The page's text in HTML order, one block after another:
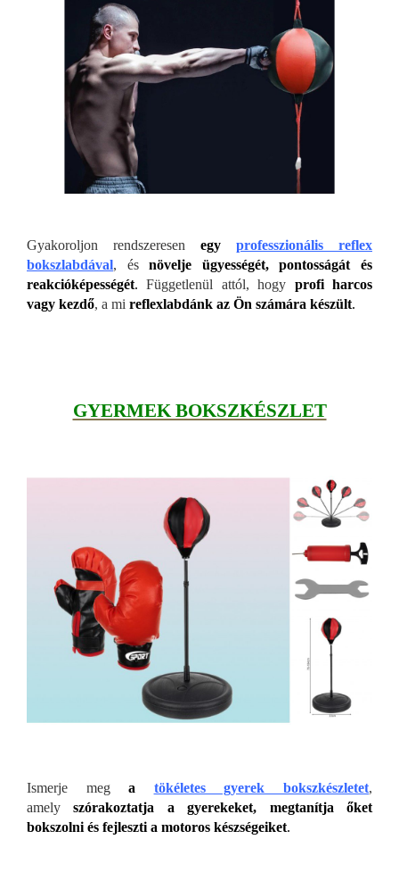
Gyakoroljon rendszeresen egy
professzionális reflex
bokszlabdával, ésnövelje ügyességét, pontosságát és
reakcióképességét. Függetlenül attól, hogy profi harcos
vagy kezdő, a mi reflexlabdánk az Ön számára készült.
GYERMEK BOKSZKÉSZLET
Ismerje mega tökéletes gyerek bokszkészletet,
amelyszórakoztatja a gyerekeket, megtanítja őket
bokszolniés fejleszti a motoros készségeiket.